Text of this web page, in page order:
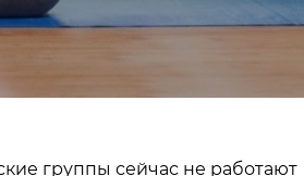
группы сейчас не работают